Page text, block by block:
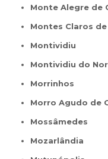
Monte Alegre de
Montes Claros
Montividiu
Montividiu do
Morrinhos
Morro Agudo de
Mossâmedes
Mozarlândia